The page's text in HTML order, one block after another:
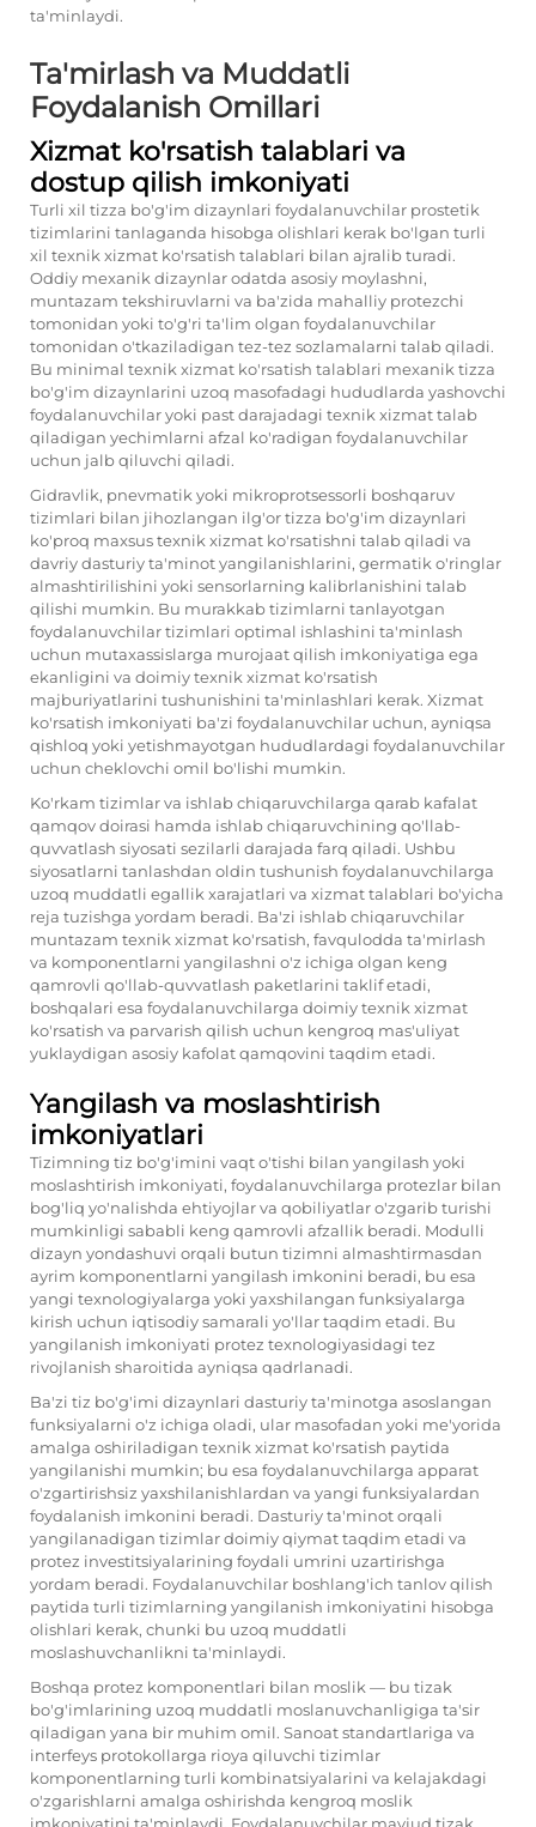
ta'minlaydi.
Ta'mirlash va Muddatli
Foydalanish Omillari
Xizmat ko'rsatish talablari va
dostup qilish imkoniyati
Turli xil tizza bo'g'im dizaynlari foydalanuvchilar prostetik
tizimlarini tanlaganda hisobga olishlari kerak bo'lgan turli
xil texnik xizmat ko'rsatish talablari bilan ajralib turadi.
Oddiy mexanik dizaynlar odatda asosiy moylashni,
muntazam tekshiruvlarni va ba'zida mahalliy protezchi
tomonidan yoki to'g'ri ta'lim olgan foydalanuvchilar
tomonidan o'tkaziladigan tez-tez sozlamalarni talab qiladi.
Bu minimal texnik xizmat ko'rsatish talablari mexanik tizza
bo'g'im dizaynlarini uzoq masofadagi hududlarda yashovchi
foydalanuvchilar yoki past darajadagi texnik xizmat talab
qiladigan yechimlarni afzal ko'radigan foydalanuvchilar
uchun jalb qiluvchi qiladi.
Gidravlik, pnevmatik yoki mikroprotsessorli boshqaruv
tizimlari bilan jihozlangan ilg'or tizza bo'g'im dizaynlari
ko'proq maxsus texnik xizmat ko'rsatishni talab qiladi va
davriy dasturiy ta'minot yangilanishlarini, germatik o'ringlar
almashtirilishini yoki sensorlarning kalibrlanishini talab
qilishi mumkin. Bu murakkab tizimlarni tanlayotgan
foydalanuvchilar tizimlari optimal ishlashini ta'minlash
uchun mutaxassislarga murojaat qilish imkoniyatiga ega
ekanligini va doimiy texnik xizmat ko'rsatish
majburiyatlarini tushunishini ta'minlashlari kerak. Xizmat
ko'rsatish imkoniyati ba'zi foydalanuvchilar uchun, ayniqsa
qishloq yoki yetishmayotgan hududlardagi foydalanuvchilar
uchun cheklovchi omil bo'lishi mumkin.
Ko'rkam tizimlar va ishlab chiqaruvchilarga qarab kafalat
qamqov doirasi hamda ishlab chiqaruvchining qo'llab-
quvvatlash siyosati sezilarli darajada farq qiladi. Ushbu
siyosatlarni tanlashdan oldin tushunish foydalanuvchilarga
uzoq muddatli egallik xarajatlari va xizmat talablari bo'yicha
reja tuzishga yordam beradi. Ba'zi ishlab chiqaruvchilar
muntazam texnik xizmat ko'rsatish, favqulodda ta'mirlash
va komponentlarni yangilashni o'z ichiga olgan keng
qamrovli qo'llab-quvvatlash paketlarini taklif etadi,
boshqalari esa foydalanuvchilarga doimiy texnik xizmat
ko'rsatish va parvarish qilish uchun kengroq mas'uliyat
yuklaydigan asosiy kafolat qamqovini taqdim etadi.
Yangilash va moslashtirish
imkoniyatlari
Tizimning tiz bo'g'imini vaqt o'tishi bilan yangilash yoki
moslashtirish imkoniyati, foydalanuvchilarga protezlar bilan
bog'liq yo'nalishda ehtiyojlar va qobiliyatlar o'zgarib turishi
mumkinligi sababli keng qamrovli afzallik beradi. Modulli
dizayn yondashuvi orqali butun tizimni almashtirmasdan
ayrim komponentlarni yangilash imkonini beradi, bu esa
yangi texnologiyalarga yoki yaxshilangan funksiyalarga
kirish uchun iqtisodiy samarali yo'llar taqdim etadi. Bu
yangilanish imkoniyati protez texnologiyasidagi tez
rivojlanish sharoitida ayniqsa qadrlanadi.
Ba'zi tiz bo'g'imi dizaynlari dasturiy ta'minotga asoslangan
funksiyalarni o'z ichiga oladi, ular masofadan yoki me'yorida
amalga oshiriladigan texnik xizmat ko'rsatish paytida
yangilanishi mumkin; bu esa foydalanuvchilarga apparat
o'zgartirishsiz yaxshilanishlardan va yangi funksiyalardan
foydalanish imkonini beradi. Dasturiy ta'minot orqali
yangilanadigan tizimlar doimiy qiymat taqdim etadi va
protez investitsiyalarining foydali umrini uzartirishga
yordam beradi. Foydalanuvchilar boshlang'ich tanlov qilish
paytida turli tizimlarning yangilanish imkoniyatini hisobga
olishlari kerak, chunki bu uzoq muddatli
moslashuvchanlikni ta'minlaydi.
Boshqa protez komponentlari bilan moslik — bu tizak
bo'g'imlarining uzoq muddatli moslanuvchanligiga ta'sir
qiladigan yana bir muhim omil. Sanoat standartlariga va
interfeys protokollarga rioya qiluvchi tizimlar
komponentlarning turli kombinatsiyalarini va kelajakdagi
o'zgarishlarni amalga oshirishda kengroq moslik